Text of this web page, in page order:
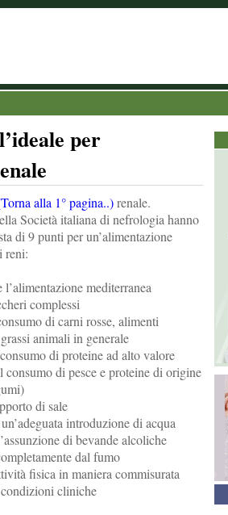
per
alla 1° pagina..)renale.
Società italiana di nefrologia hanno
di 9 punti per un’alimentazione
reni:
mediterranea
complessi
di carni rosse, alimenti
animali in generale
di proteine ad alto valore
di pesce e proteine di origine
di sale
introduzione di acqua
di bevande alcoliche
dal fumo
fisica in maniera commisurata
condizioni cliniche